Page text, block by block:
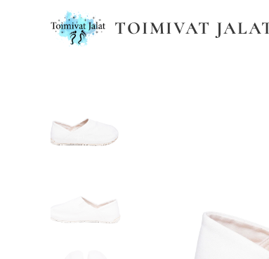
TOIMIVAT